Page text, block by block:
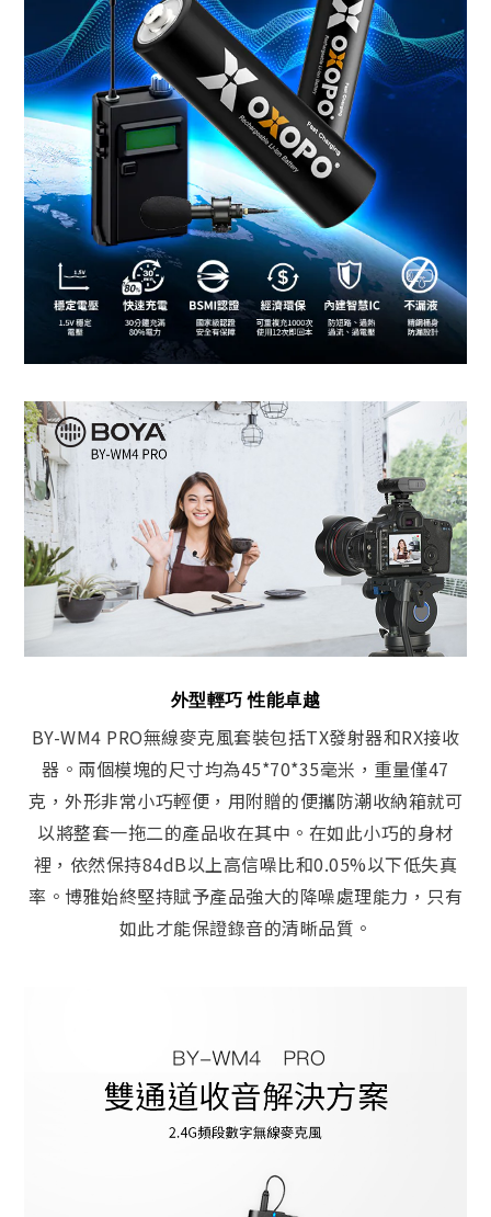
外型輕巧 性能卓越
BY-WM4 PRO無線麥克風套裝包括TX發射器和RX接收
器。兩個模塊的尺寸均為45*70*35毫米，重量僅47
克，外形非常小巧輕便，用附贈的便攜防潮收納箱就可
以將整套一拖二的產品收在其中。在如此小巧的身材
裡，依然保持84dB以上高信噪比和0.05%以下低失真
率。博雅始終堅持賦予產品強大的降噪處理能力，只有
如此才能保證錄音的清晰品質。